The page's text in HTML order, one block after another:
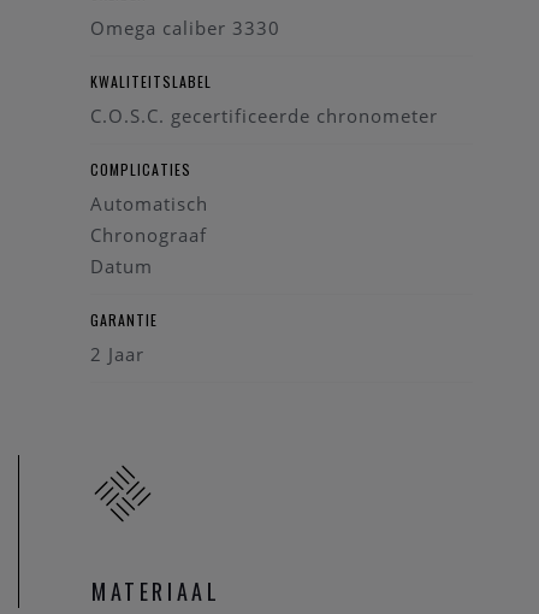
Omega caliber 3330
KWALITEITSLABEL
C.O.S.C. gecertificeerde chronometer
COMPLICATIES
Automatisch
Chronograaf
Datum
GARANTIE
2 Jaar
MATERIAAL